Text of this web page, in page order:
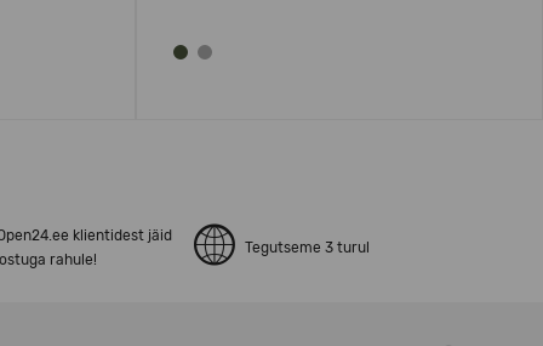
klientidest jäid
rahule!
Tegutseme 3 turul